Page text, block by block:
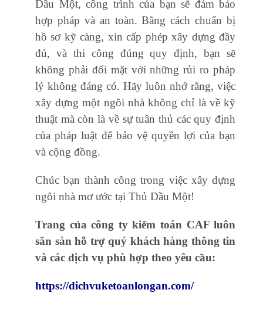
Dầu Một, công trình của bạn sẽ đảm bảo
hợp pháp và an toàn. Bằng cách chuẩn bị
hồ sơ kỹ càng, xin cấp phép xây dựng đầy
đủ, và thi công đúng quy định, bạn sẽ
không phải đối mặt với những rủi ro pháp
lý không đáng có. Hãy luôn nhớ rằng, việc
xây dựng một ngôi nhà không chỉ là về kỹ
thuật mà còn là về sự tuân thủ các quy định
của pháp luật để bảo vệ quyền lợi của bạn
và cộng đồng.
Chúc bạn thành công trong việc xây dựng
ngôi nhà mơ ước tại Thủ Dầu Một!
Trang của công ty kiểm toán CAF luôn
săn sàn hỗ trợ quý khách hàng thông tin
và các dịch vụ phù hợp theo yêu cầu:
https://dichvuketoanlongan.com/